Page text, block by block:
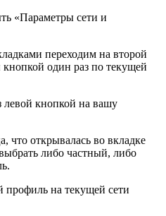
«Параметры сети и
переходим на второй
один раз по текущей
кнопкой на вашу
что открывалась во вкладке
либо частный, либо
на текущей сети